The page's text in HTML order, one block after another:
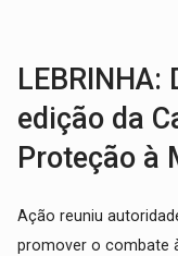
edição da
Proteção à
Ação reuniu
promover o combate